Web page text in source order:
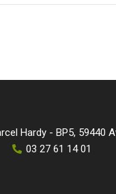
Hardy - BP5, 59440
03 27 61 14 01